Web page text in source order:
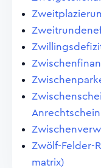
Zwölf-Felder-
matrix)